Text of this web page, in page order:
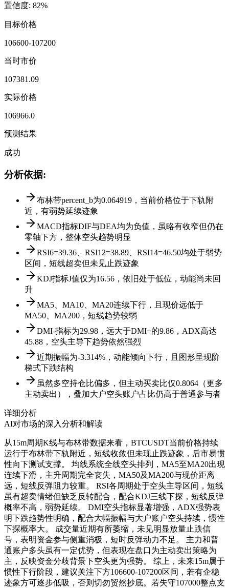
置信度: 82%
目标价格
106600-107200
当时市价
107381.09
实际价格
106966.0
预测结果
成功
分析依据:
布林带percent_b为0.064919，当前价格位于下轨附
近，有弱势延续迹象
MACD指标DIF与DEA均为负值，虽略有收窄但仍在
零轴下方，整体空头趋势明显
RSI6=39.36、RSI12=38.89、RSI14=46.50均处于弱势
区间，短线超卖但未见止跌迹象
KDJ指标J值仅为16.56，依旧处于低位，动能尚未回
升
MA5、MA10、MA20连续下行，且现价远低于
MA50、MA200，短线趋势较弱
DMI-指标为29.98，远大于DMI+的9.86，ADX高达
45.88，空头主导下趋势依然强烈
近期振幅为-3.314%，动能倾向下行，且图形呈现阶
梯式下跌结构
虽然多空持仓比偏多，但主动买卖比仅0.8064（更多
主动卖出），叠加大户空头账户占比仍高于普通参与者
详细分析
AI对市场的深入分析和解读
从15m周期K线与布林带数据来看，BTCUSDT当前价格持续
运行于布林带下轨附近，短线收敛但未现止跌迹象，后市易惯
性向下测试支撑。 均线系统全线空头排列，MA5至MA20出现
连续下滑，主升周期完全丧失，MA50及MA200与现价距离
远，短线反弹阻力较重。 RSI各周期处于空头主导区间，短线
虽有超卖情绪但缺乏反转配合，配合KDJ三线下探，短线反弹
概率不高，弱势延续。 DMI空头指标显著增强，ADX强势表
明下跌趋势性明确，配合大幅振幅与大户账户空头持续，惯性
下探概率大。 成交量近期有所萎缩，未见明显放量止跌信
号，表明资金参与侧重消极，短时反弹动力不足。 主力和普
通账户多头虽有一定优势，但表现在盘口为主动卖出策略为
主，反映资金分歧背景下空头更为强势。 综上，未来15m属于
惯性下行阶段，建议关注下方106600-107200区间，若有企稳
迹象方可逐步低吸，否则切勿贸然抄底。若失守107000整点支